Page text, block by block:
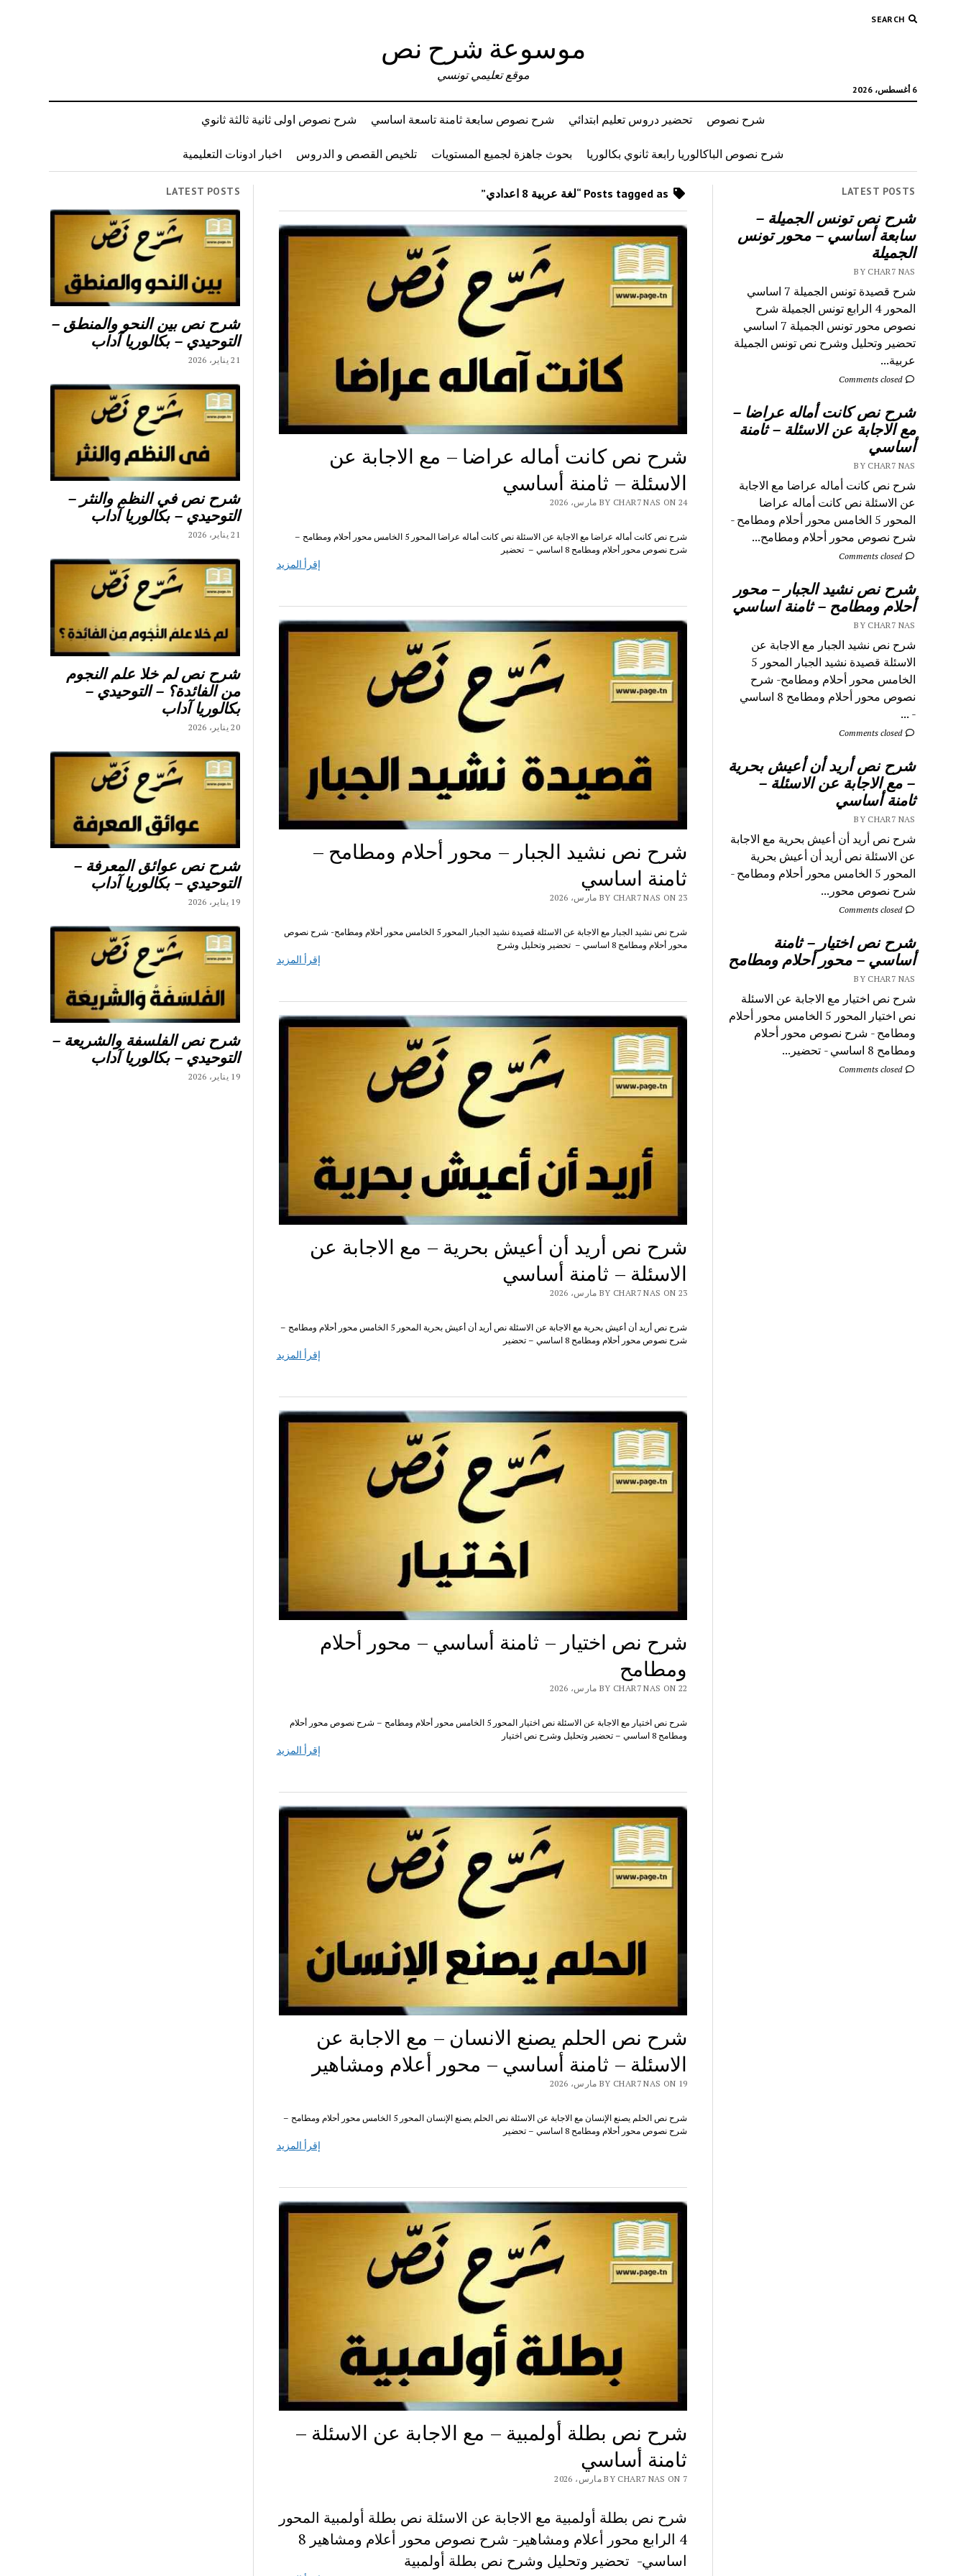
SEARCH
موسوعة شرح نص
6 أغسطس، 2026
موقع تعليمي تونسي
شرح نصوص تحضير دروس تعليم ابتدائي شرح نصوص سابعة ثامنة تاسعة اساسي شرح نصوص اولى ثانية ثالثة ثانوي
شرح نصوص الباكالوريا رابعة ثانوي بكالوريا بحوث جاهزة لجميع المستويات تلخيص القصص و الدروس اخبار ادونات التعليمية
LATEST POSTS
شرح نص تونس الجميلة –
سابعة أساسي – محور تونس
الجميلة
BY CHAR7 NAS
شرح قصيدة تونس الجميلة 7 اساسي
المحور 4 الرابع تونس الجميلة شرح
نصوص محور تونس الجميلة 7 اساسي
تحضير وتحليل وشرح نص تونس الجميلة
عربية...
Comments closed
شرح نص كانت أماله عراضا –
مع الاجابة عن الاسئلة – ثامنة
أساسي
BY CHAR7 NAS
شرح نص كانت أماله عراضا مع الاجابة
عن الاسئلة نص كانت أماله عراضا
المحور 5 الخامس محور أحلام ومطامح -
شرح نصوص محور أحلام ومطامح...
Comments closed
شرح نص نشيد الجبار – محور
أحلام ومطامح – ثامنة اساسي
BY CHAR7 NAS
شرح نص نشيد الجبار مع الاجابة عن
الاسئلة قصيدة نشيد الجبار المحور 5
الخامس محور أحلام ومطامح- شرح
نصوص محور أحلام ومطامح 8 اساسي
- ...
Comments closed
شرح نص أريد أن أعيش بحرية
– مع الاجابة عن الاسئلة –
ثامنة أساسي
BY CHAR7 NAS
شرح نص أريد أن أعيش بحرية مع الاجابة
عن الاسئلة نص أريد أن أعيش بحرية
المحور 5 الخامس محور أحلام ومطامح -
شرح نصوص محور...
Comments closed
شرح نص اختيار – ثامنة
أساسي – محور أحلام ومطامح
BY CHAR7 NAS
شرح نص اختيار مع الاجابة عن الاسئلة
نص اختيار المحور 5 الخامس محور أحلام
ومطامح - شرح نصوص محور أحلام
ومطامح 8 اساسي - تحضير...
Comments closed
شرح نص كانت أماله عراضا – مع الاجابة عن
الاسئلة – ثامنة أساسي
BY CHAR7 NAS ON 24 مارس، 2026
شرح نص كانت أماله عراضا مع الاجابة عن الاسئلة نص كانت أماله عراضا المحور 5 الخامس محور أحلام ومطامح –
شرح نصوص محور أحلام ومطامح 8 اساسي – تحضير
إقرأ المزيد
شرح نص نشيد الجبار – محور أحلام ومطامح –
ثامنة اساسي
BY CHAR7 NAS ON 23 مارس، 2026
شرح نص نشيد الجبار مع الاجابة عن الاسئلة قصيدة نشيد الجبار المحور 5 الخامس محور أحلام ومطامح- شرح نصوص
محور أحلام ومطامح 8 اساسي – تحضير وتحليل وشرح
إقرأ المزيد
شرح نص أريد أن أعيش بحرية – مع الاجابة عن
الاسئلة – ثامنة أساسي
BY CHAR7 NAS ON 23 مارس، 2026
شرح نص أريد أن أعيش بحرية مع الاجابة عن الاسئلة نص أريد أن أعيش بحرية المحور 5 الخامس محور أحلام ومطامح –
شرح نصوص محور أحلام ومطامح 8 اساسي – تحضير
إقرأ المزيد
شرح نص اختيار – ثامنة أساسي – محور أحلام
ومطامح
BY CHAR7 NAS ON 22 مارس، 2026
شرح نص اختيار مع الاجابة عن الاسئلة نص اختيار المحور 5 الخامس محور أحلام ومطامح – شرح نصوص محور أحلام
ومطامح 8 اساسي – تحضير وتحليل وشرح نص اختيار
إقرأ المزيد
شرح نص الحلم يصنع الانسان – مع الاجابة عن
الاسئلة – ثامنة أساسي – محور أعلام ومشاهير
BY CHAR7 NAS ON 19 مارس، 2026
شرح نص الحلم يصنع الإنسان مع الاجابة عن الاسئلة نص الحلم يصنع الإنسان المحور 5 الخامس محور أحلام ومطامح –
شرح نصوص محور أحلام ومطامح 8 اساسي – تحضير
إقرأ المزيد
شرح نص بطلة أولمبية – مع الاجابة عن الاسئلة –
ثامنة أساسي
BY CHAR7 NAS ON 7 مارس، 2026
شرح نص بطلة أولمبية مع الاجابة عن الاسئلة نص بطلة أولمبية المحور
4 الرابع محور أعلام ومشاهير- شرح نصوص محور أعلام ومشاهير 8
اساسي- تحضير وتحليل وشرح نص بطلة أولمبية
LATEST POSTS
شرح نص بين النحو والمنطق –
التوحيدي – بكالوريا آداب
21 يناير، 2026
شرح نص في النظم والنثر –
التوحيدي – بكالوريا آداب
21 يناير، 2026
شرح نص لم خلا علم النجوم
من الفائدة؟ – التوحيدي –
بكالوريا آداب
20 يناير، 2026
شرح نص عوائق المعرفة –
التوحيدي – بكالوريا آداب
19 يناير، 2026
شرح نص الفلسفة والشريعة –
التوحيدي – بكالوريا آداب
19 يناير، 2026